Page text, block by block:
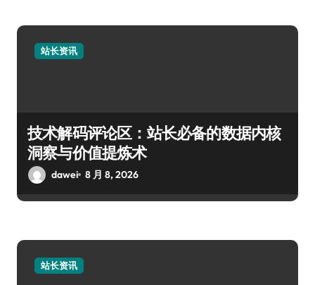
站长资讯
技术解码评论区：站长必备的数据内核
洞察与价值提炼术
dawei 8 月 8, 2026
站长资讯